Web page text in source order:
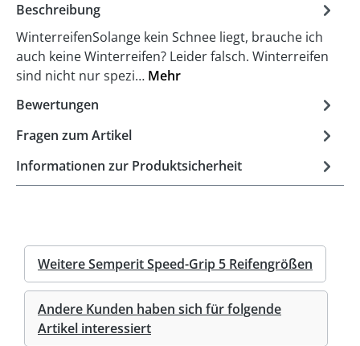
Beschreibung
WinterreifenSolange kein Schnee liegt, brauche ich
auch keine Winterreifen? Leider falsch. Winterreifen
sind nicht nur spezi… Mehr
Bewertungen
Fragen zum Artikel
Informationen zur Produktsicherheit
Weitere Semperit Speed-Grip 5 Reifengrößen
Andere Kunden haben sich für folgende
Artikel interessiert